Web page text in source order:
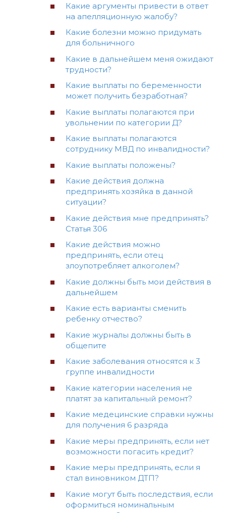
Какие аргументы привести в ответ
на апелляционную жалобу?
Какие болезни можно придумать
для больничного
Какие в дальнейшем меня ожидают
трудности?
Какие выплаты по беременности
может получить безработная?
Какие выплаты полагаются при
увольнении по категории Д?
Какие выплаты полагаются
сотруднику МВД по инвалидности?
Какие выплаты положены?
Какие действия должна
предпринять хозяйка в данной
ситуации?
Какие действия мне предпринять?
Статья 306
Какие действия можно
предпринять, если отец
злоупотребляет алкоголем?
Какие должны быть мои действия в
дальнейшем
Какие есть варианты сменить
ребенку отчество?
Какие журналы должны быть в
общепите
Какие заболевания относятся к 3
группе инвалидности
Какие категории населения не
платят за капитальный ремонт?
Какие медецинские справки нужны
для получения 6 разряда
Какие меры предпринять, если нет
возможности погасить кредит?
Какие меры предпринять, если я
стал виновником ДТП?
Какие могут быть последствия, если
оформиться номинальным